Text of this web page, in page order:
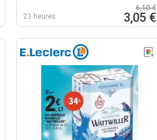
23 heures
6,10 €
3,05 €